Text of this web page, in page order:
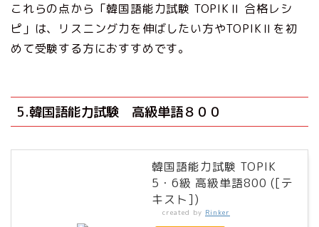
これらの点から「韓国語能力試験 TOPIKⅡ 合格レシ
ピ」は、リスニング力を伸ばしたい方やTOPIKⅡを初
めて受験する方におすすめです。
5.韓国語能力試験 高級単語８００
韓国語能力試験 TOPIK
5・6級 高級単語800 ([テ
キスト])
created by Rinker